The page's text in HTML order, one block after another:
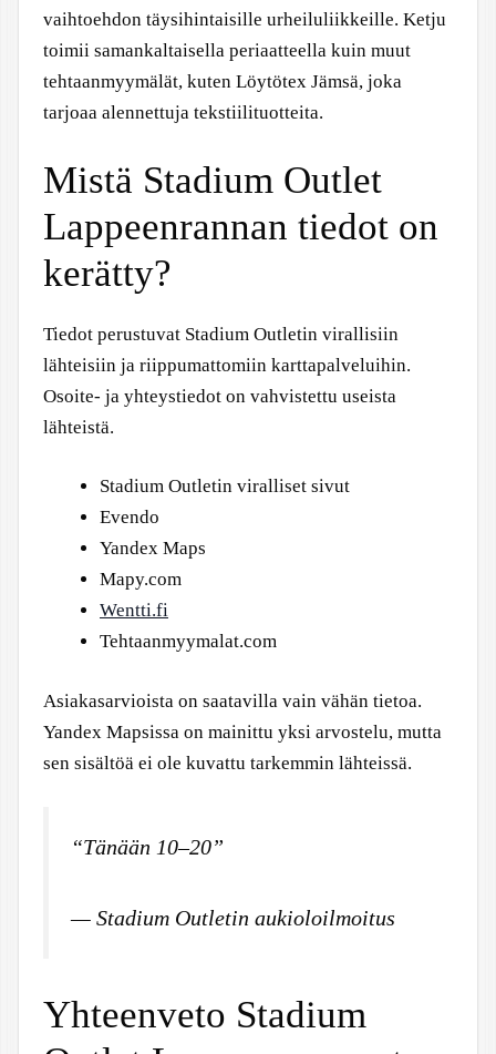
vaihtoehdon täysihintaisille urheiluliikkeille. Ketju
toimii samankaltaisella periaatteella kuin muut
tehtaanmyymälät, kuten Löytötex Jämsä, joka
tarjoaa alennettuja tekstiilituotteita.
Mistä Stadium Outlet
Lappeenrannan tiedot on
kerätty?
Tiedot perustuvat Stadium Outletin virallisiin
lähteisiin ja riippumattomiin karttapalveluihin.
Osoite- ja yhteystiedot on vahvistettu useista
lähteistä.
Stadium Outletin viralliset sivut
Evendo
Yandex Maps
Mapy.com
Wentti.fi
Tehtaanmyymalat.com
Asiakasarvioista on saatavilla vain vähän tietoa.
Yandex Mapsissa on mainittu yksi arvostelu, mutta
sen sisältöä ei ole kuvattu tarkemmin lähteissä.
“Tänään 10–20”
— Stadium Outletin aukioloilmoitus
Yhteenveto Stadium